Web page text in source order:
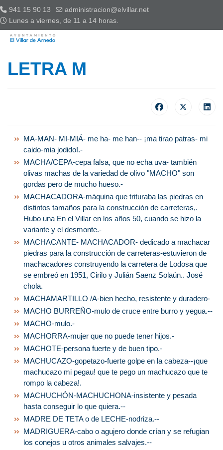
941 15 90 13
administracion@elvillar.net
Lunes a viernes, de 11 a 14 horas.
LETRA M
MA-MAN- MI-MIÁ- me ha- me han-- ¡ma tirao patras- mi
caido-mia jodido!.-
MACHA/CEPA-cepa falsa, que no echa uva- también
olivas machas de la variedad de olivo "MACHO" son
gordas pero de mucho hueso.-
MACHACADORA-máquina que trituraba las piedras en
distintos tamaños para la construcción de carreteras,.
Hubo una En el Villar en los años 50, cuando se hizo la
variante y el desmonte.-
MACHACANTE- MACHACADOR- dedicado a machacar
piedras para la construcción de carreteras-estuvieron de
machacadores construyendo la carretera de Lodosa que
se embreó en 1951, Cirilo y Julián Saenz Solaún.. José
chola.
MACHAMARTILLO /A-bien hecho, resistente y duradero-
MACHO BURREÑO-mulo de cruce entre burro y yegua.--
MACHO-mulo.-
MACHORRA-mujer que no puede tener hijos.-
MACHOTE-persona fuerte y de buen tipo.-
MACHUCAZO-gopetazo-fuerte golpe en la cabeza--¡que
machucazo mi pegau! que te pego un machucazo que te
rompo la cabeza!.
MACHUCHÓN-MACHUCHONA-insistente y pesada
hasta conseguir lo que quiera.--
MADRE DE TETA o de LECHE-nodriza.--
MADRIGUERA-cabo o agujero donde crían y se refugian
los conejos u otros animales salvajes.--